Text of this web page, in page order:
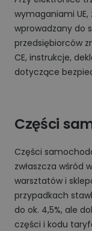
wymaganiami UE,
wprowadzany do
przedsiębiorców
CE, instrukcje,
dotyczące
Części
Części
zwłaszcza wśród
warsztatów i
przypadkach
do ok. 4,5%, ale
części i kodu